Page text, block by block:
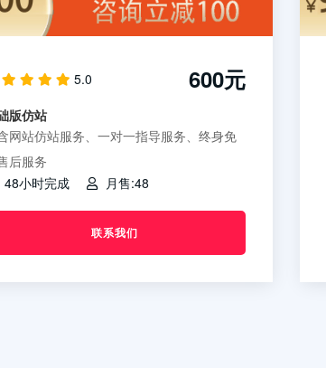
5.0 600元
版仿站
网站仿站服务、一对一指导服务、终身免
后服务
48小时完成
月售:48
联系我们